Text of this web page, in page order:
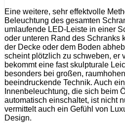
Eine weitere, sehr effektvolle
Beleuchtung des gesamten
umlaufende LED-Leiste in einer
oder unteren Rand des Schranks
der Decke oder dem Boden
scheint plötzlich zu schweben, er
bekommt eine fast skulpturale
besonders bei großen,
beeindruckende Technik. Auch
Innenbeleuchtung, die sich beim
automatisch einschaltet, ist nicht
vermittelt auch ein Gefühl von
Design.